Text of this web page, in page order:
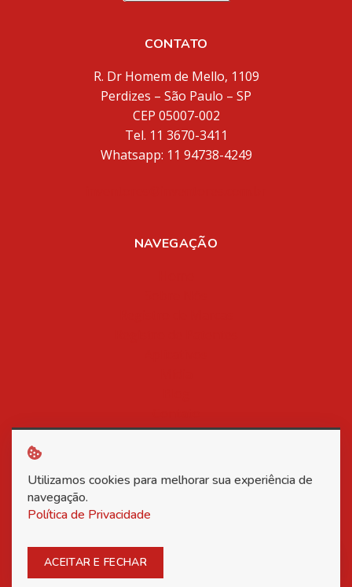
CONTATO
R. Dr Homem de Mello, 1109
Perdizes – São Paulo – SP
CEP 05007-002
Tel. 11 3670-3411
Whatsapp: 11 94738-4249
NAVEGAÇÃO
Política de Privacidade
Copyright © 2026 Associação Nacional dos Inventores -
Todos os direitos reservados.
Utilizamos cookies para melhorar sua experiência de
navegação.
Política de Privacidade
ACEITAR E FECHAR